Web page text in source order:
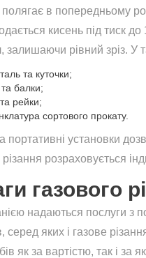
в попередньому
кисень під тиск
залишаючи рівний зріз. У
та куточки;
балки;
рейки;
сортового прокату.
портативні установки
різання розраховується
газового
надаються послуги з
серед яких і газове
як за вартістю, так і за